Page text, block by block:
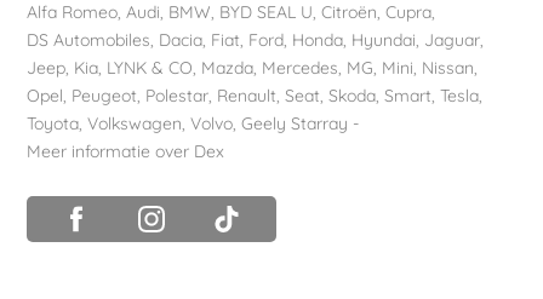
Alfa Romeo,Audi, BMW, BYD SEAL U,Citroën,Cupra,
DS Automobiles, Dacia, Fiat, Ford, Honda, Hyundai, Jaguar,
Jeep, Kia, LYNK & CO, Mazda, Mercedes, MG, Mini, Nissan,
Opel, Peugeot, Polestar, Renault,Seat,Skoda,Smart,Tesla,
Toyota,Volkswagen,Volvo,Geely Starray -
Meer informatie over Dex